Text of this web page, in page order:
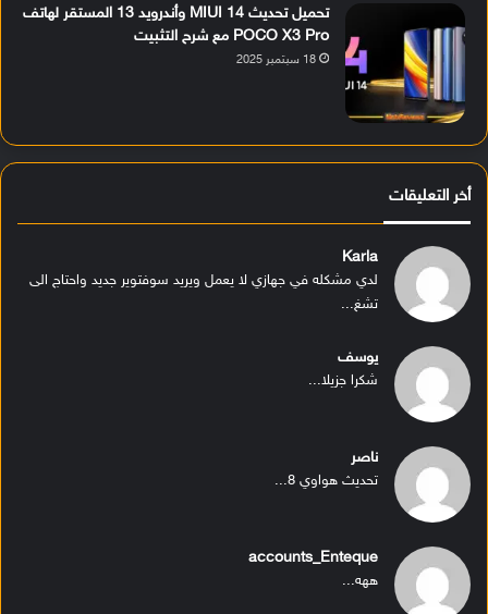
تحميل تحديث MIUI 14 وأندرويد 13 المستقر لهاتف
POCO X3 Pro مع شرح التثبيت
18 سبتمبر 2025
أخر التعليقات
Karla
لدي مشكله في جهازي لا يعمل ويريد سوفتوير جديد واحتاج الى
تشغ...
يوسف
شكرا جزيلا...
ناصر
تحديث هواوي 8...
accounts_Enteque
ههه...